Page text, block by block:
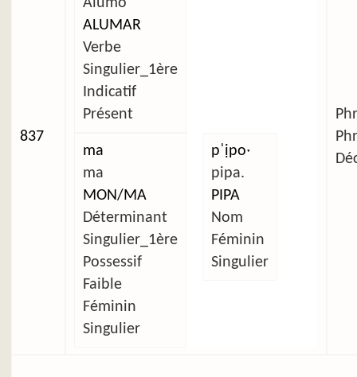
837
ALUMAR
Verbe
Singulier_1ère
Indicatif
Présent
ma
ma
MON/MA
Déterminant
Singulier_1ère
Possessif
Faible
Féminin
Singulier
pˈịpoˑ
pipa.
PIPA
Nom
Féminin
Singulier